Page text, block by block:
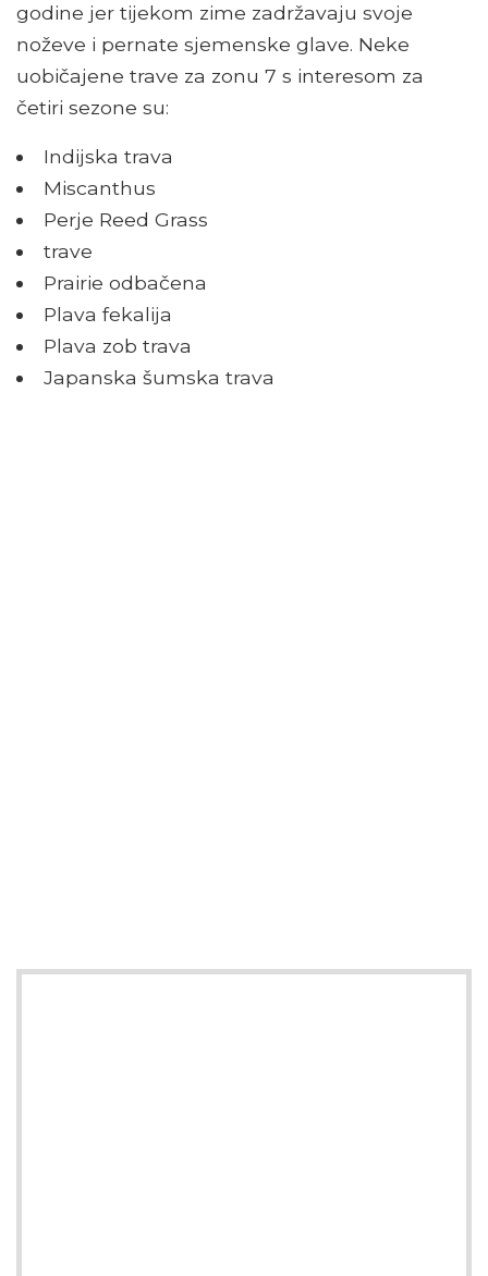
godine jer tijekom zime zadržavaju svoje
noževe i pernate sjemenske glave. Neke
uobičajene trave za zonu 7 s interesom za
četiri sezone su:
Indijska trava
Miscanthus
Perje Reed Grass
trave
Prairie odbačena
Plava fekalija
Plava zob trava
Japanska šumska trava